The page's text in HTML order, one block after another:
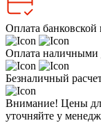
Оплата
Оплата наличными
Безналичный
Внимание! Цены
уточняйте у